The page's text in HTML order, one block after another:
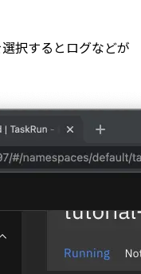
択するとログなどが